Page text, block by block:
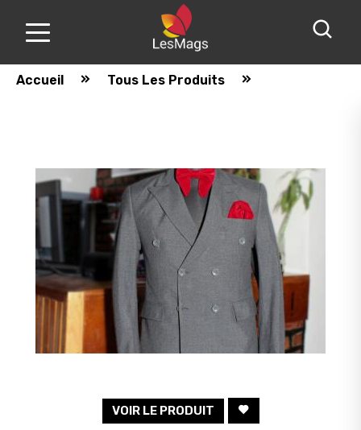
Nos
produits
propos
Accueil Tous Les Produits
VOIR LE PRODUIT